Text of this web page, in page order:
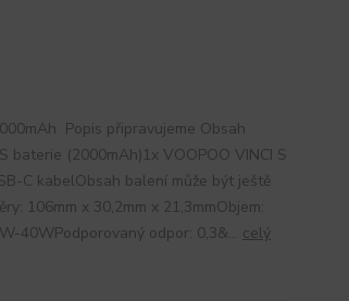
Popis připravujeme Obsah
baterie (2000mAh)1x VOOPOO VINCI S
C kabelObsah balení může být ještě
106mm x 30,2mm x 21,3mmObjem:
40WPodporovaný odpor: 0,3&... celý